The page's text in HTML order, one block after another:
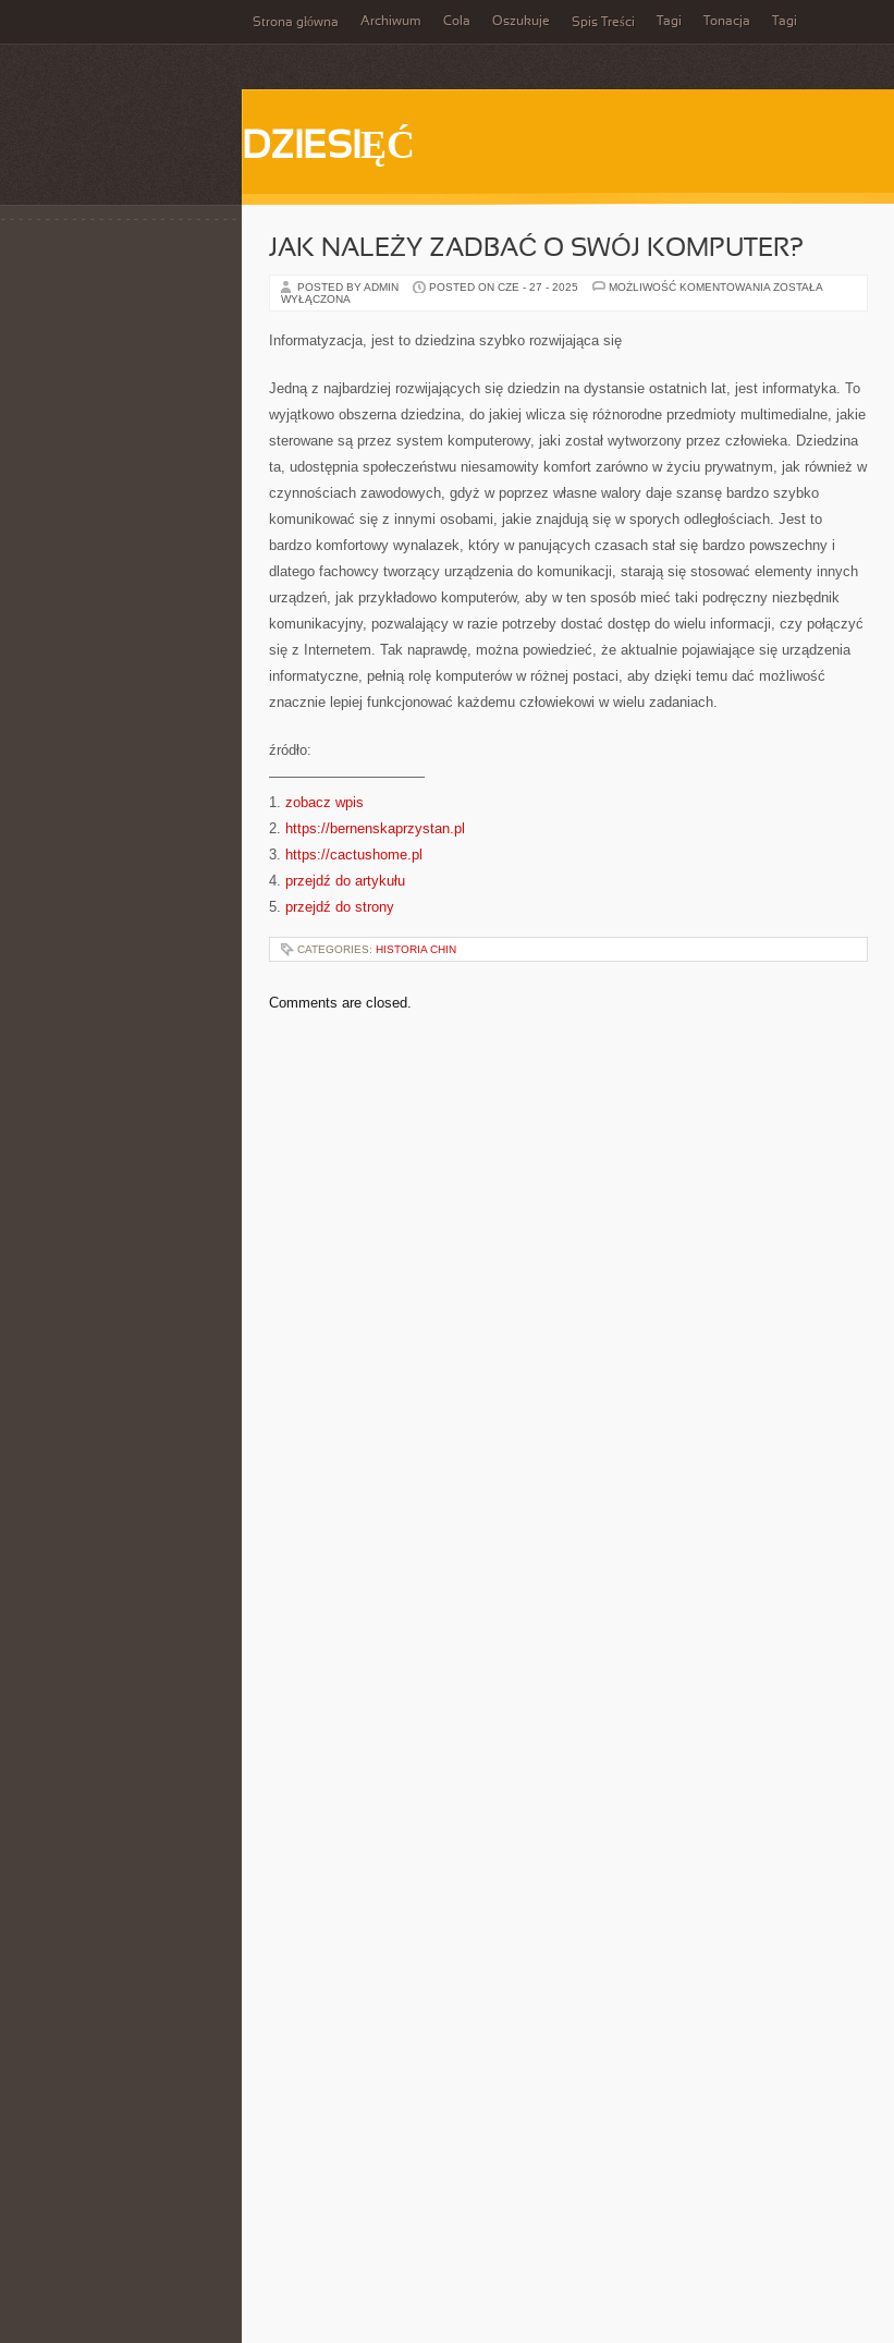
Strona główna Archiwum Cola Oszukuje Spis Treści Tagi Tonacja Tagi
DZIESIĘĆ
JAK NALEŻY ZADBAĆ O SWÓJ KOMPUTER?
POSTED BY ADMIN POSTED ON CZE - 27 - 2025 MOŻLIWOŚĆ KOMENTOWANIA JAK
ZOSTAŁA
WYŁĄCZONA
Informatyzacja, jest to dziedzina szybko rozwijająca się
Jedną z najbardziej rozwijających się dziedzin na dystansie ostatnich lat, jest informatyka. To
wyjątkowo obszerna dziedzina, do jakiej wlicza się różnorodne przedmioty multimedialne, jakie
sterowane są przez system komputerowy, jaki został wytworzony przez człowieka. Dziedzina
ta, udostępnia społeczeństwu niesamowity komfort zarówno w życiu prywatnym, jak również w
czynnościach zawodowych, gdyż w poprzez własne walory daje szansę bardzo szybko
komunikować się z innymi osobami, jakie znajdują się w sporych odległościach. Jest to
bardzo komfortowy wynalazek, który w panujących czasach stał się bardzo powszechny i
dlatego fachowcy tworzący urządzenia do komunikacji, starają się stosować elementy innych
urządzeń, jak przykładowo komputerów, aby w ten sposób mieć taki podręczny niezbędnik
komunikacyjny, pozwalający w razie potrzeby dostać dostęp do wielu informacji, czy połączyć
się z Internetem. Tak naprawdę, można powiedzieć, że aktualnie pojawiające się urządzenia
informatyczne, pełnią rolę komputerów w różnej postaci, aby dzięki temu dać możliwość
znacznie lepiej funkcjonować każdemu człowiekowi w wielu zadaniach.
źródło:
———————————
1. zobacz wpis
2. https://bernenskaprzystan.pl
3. https://cactushome.pl
4. przejdź do artykułu
5. przejdź do strony
CATEGORIES: HISTORIA CHIN
Comments are closed.